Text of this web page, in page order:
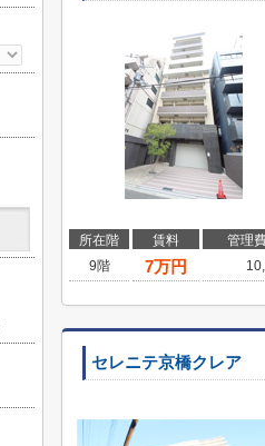
所在階 賃料
管理
9階
7万円
セレニテ京橋クレア